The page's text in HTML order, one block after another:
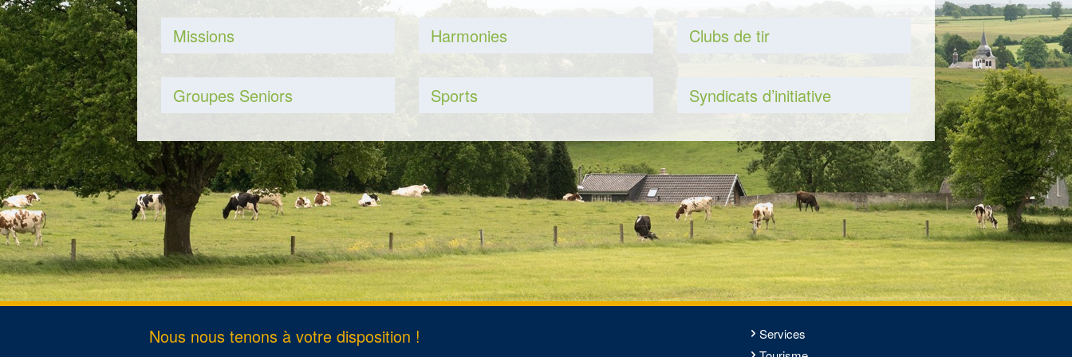
Passeport
Décès
Changement de domicile
Missions Harmonies Clubs de tir
Groupes Seniors Sports Syndicats d’initiative
Nous nous tenons à votre disposition !
Services